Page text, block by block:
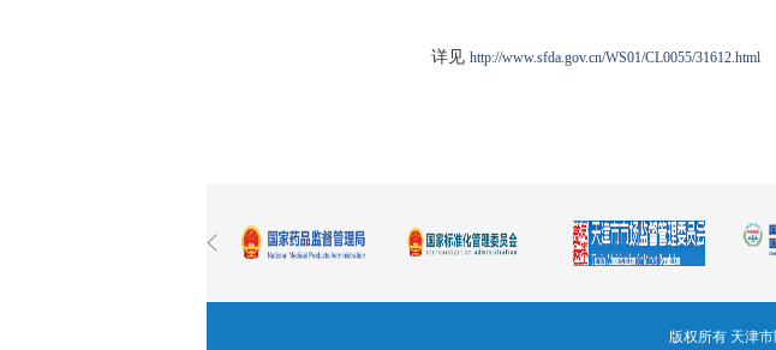
二○○八年七
详见 http://www.sfda.gov.cn/WS01/CL0055/31612.html
<
版权所有 天津